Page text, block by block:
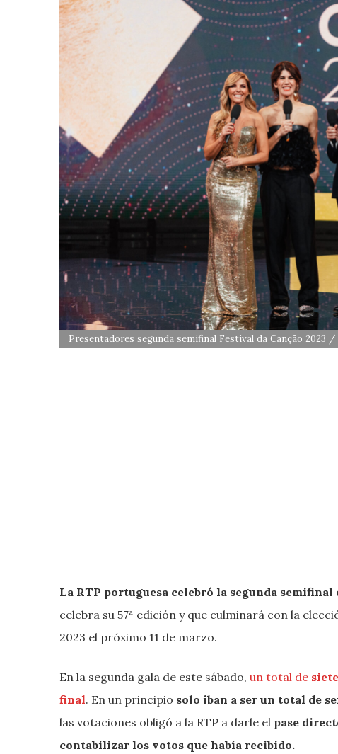
Presentadores segunda semifinal Festival da Canção 2023
La RTP portuguesa celebró la segunda semifinal
celebra su 57ª edición y que culminará con la
2023 el próximo 11 de marzo.
En la segunda gala de este sábado, un total de
final. En un principio solo iban a ser un total de
las votaciones obligó a la RTP a darle el pase
contabilizar los votos que había recibido.